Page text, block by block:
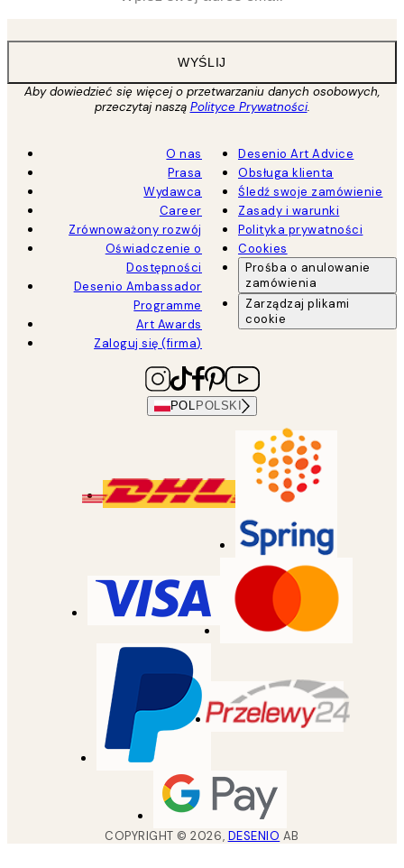
WYŚLIJ
Aby dowiedzieć się więcej o przetwarzaniu danych osobowych,
przeczytaj naszą Polityce Prywatności.
O nas
Prasa
Wydawca
Career
Zrównoważony rozwój
Oświadczenie o
Dostępności
Desenio Ambassador
Programme
Art Awards
Zaloguj się (firma)
Desenio Art Advice
Obsługa klienta
Śledź swoje zamówienie
Zasady i warunki
Polityka prywatności
Cookies
Prośba o anulowanie
zamówienia
Zarządzaj plikami
cookie
POL POLSKI
COPYRIGHT ©2026, DESENIO AB